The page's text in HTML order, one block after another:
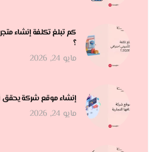
؟
مايو 24, 2026
إنشاء موقع شركة يحقق
مايو 24, 2026